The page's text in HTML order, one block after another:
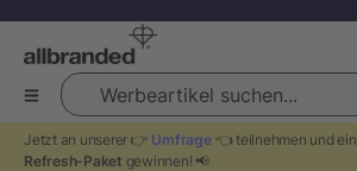
Werbeartikel suchen...
Jetzt an unserer 👉 Umfrage👈 teilnehmen und ein
Refresh-Paket gewinnen! 📢